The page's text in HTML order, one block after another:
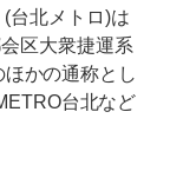
台北メトロ)は
区大衆捷運系
かの通称とし
台北など